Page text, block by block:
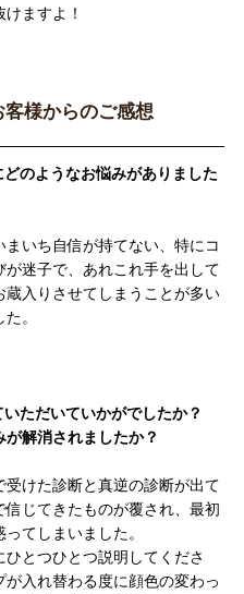
ますよ！
客様からのご感想
のようなお悩みがありました
まいち自信が持てない、特にコ
が迷子で、あれこれ手を出して
蔵入りさせてしまうことが多い
。
ただいていかがでしたか？
が解消されましたか？
受けた診断と真逆の診断が出て
信じてきたものが覆され、最初
てしまいました。
ひとつひとつ説明してくださ
が入れ替わる度に顔色の変わっ